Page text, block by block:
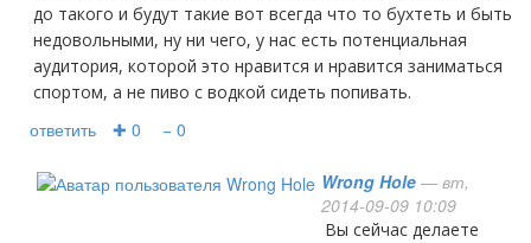
до такого и будут такие вот всегда что то бухтеть и быть
недовольными, ну ни чего, у нас есть потенциальная
аудитория, которой это нравится и нравится заниматься
спортом, а не пиво с водкой сидеть попивать.
ответить ✚ 0 − 0
Wrong Hole — вт,
2014-09-09 10:09
Вы сейчас делаете